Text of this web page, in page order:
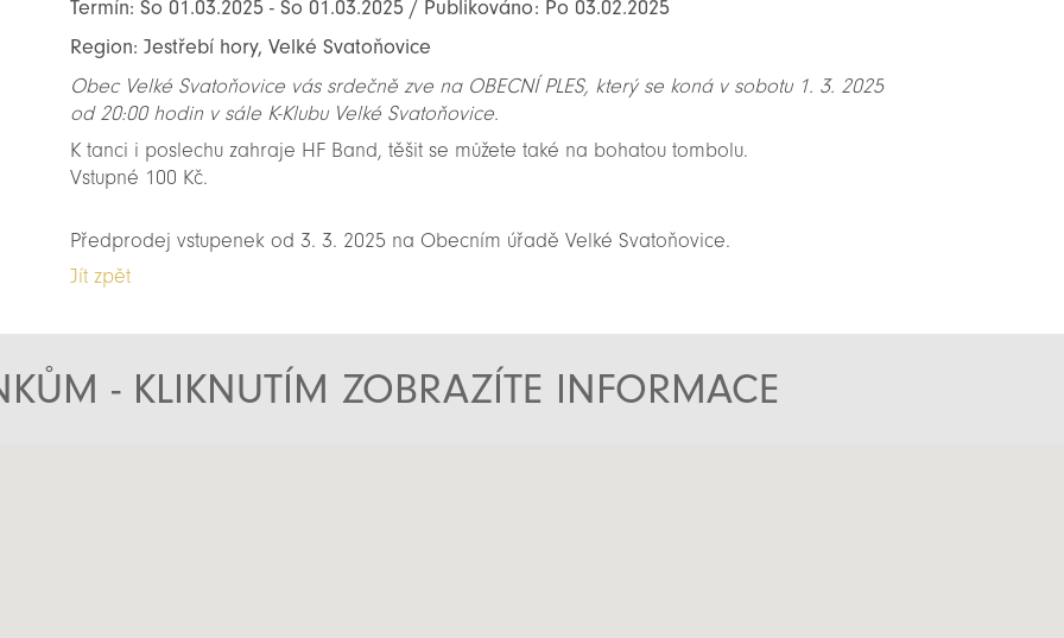
Termín: So 01.03.2025 - So 01.03.2025 / Publikováno: Po 03.02.2025
Region: Jestřebí hory, Velké Svatoňovice
Obec Velké Svatoňovice vás srdečně zve na OBECNÍ PLES, který se koná v sobotu 1. 3. 2025
od 20:00 hodin v sále K-Klubu Velké Svatoňovice.
K tanci i poslechu zahraje HF Band, těšit se můžete také na bohatou tombolu.
Vstupné 100 Kč.
Předprodej vstupenek od 3. 3. 2025 na Obecním úřadě Velké Svatoňovice.
Jít zpět
- KLIKNUTÍM ZOBRAZÍTE INFORMACE